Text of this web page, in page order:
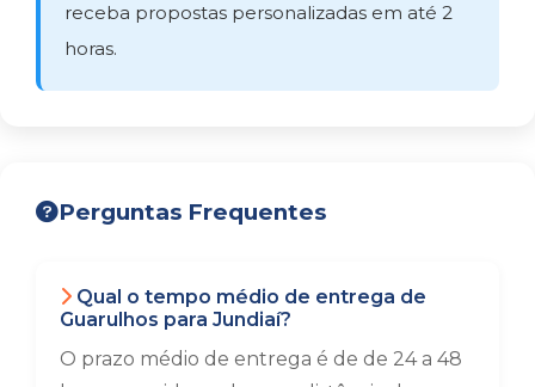
receba propostas personalizadas em até 2
horas.
Perguntas Frequentes
Qual o tempo médio de entrega de
Guarulhos para Jundiaí?
O prazo médio de entrega é de de 24 a 48